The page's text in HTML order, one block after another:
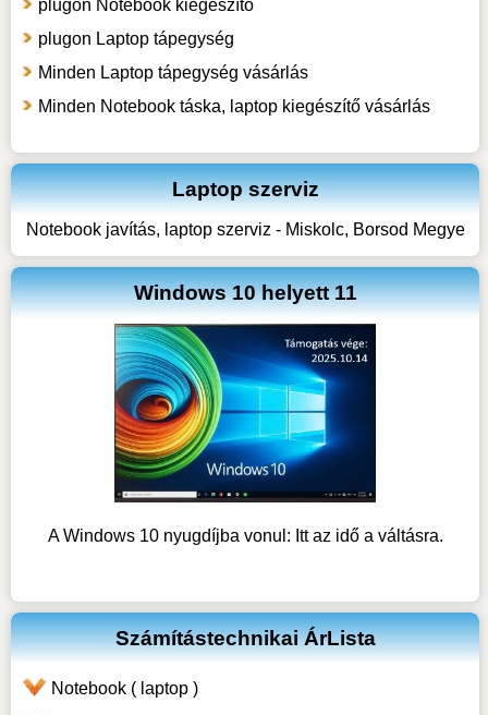
plugon Notebook kiegészítő
plugon Laptop tápegység
Minden Laptop tápegység vásárlás
Minden Notebook táska, laptop kiegészítő vásárlás
Laptop szerviz
Notebook javítás, laptop szerviz - Miskolc, Borsod Megye
Windows 10 helyett 11
A Windows 10 nyugdíjba vonul: Itt az idő a váltásra.
Számítástechnikai ÁrLista
Notebook ( laptop )